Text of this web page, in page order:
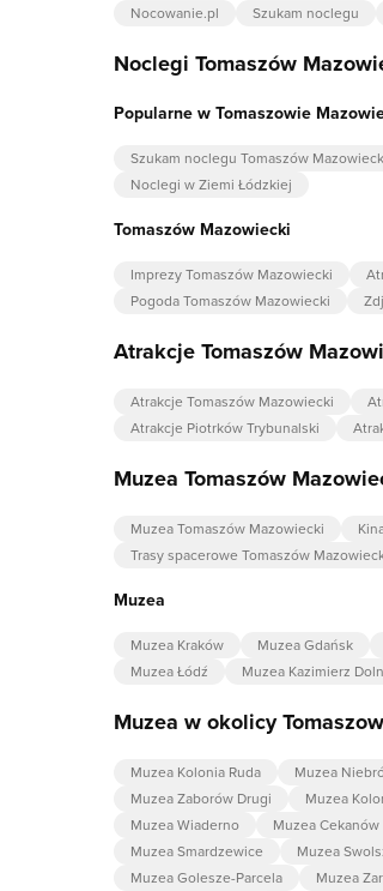
Nocowanie.pl Szukam noclegu
Noclegi Tomaszów
Popularne w Tomaszowie
Szukam noclegu Tomaszów
Noclegi w Ziemi Łódzkiej
Tomaszów Mazowiecki
Imprezy Tomaszów Mazowiecki
Pogoda Tomaszów Mazowiecki
Atrakcje Tomaszów
Atrakcje Tomaszów Mazowiecki
Atrakcje Piotrków Trybunalski
Muzea Tomaszów
Muzea Tomaszów Mazowiecki
Trasy spacerowe Tomaszów
Muzea
Muzea Kraków Muzea Gdańsk
Muzea Łódź
Muzea Kazimierz
Muzea w okolicy
Muzea Kolonia Ruda Muzea
Muzea Zaborów Drugi
Muzea
Muzea Wiaderno
Muzea Cekanów
Muzea Smardzewice
Muzea
Muzea Golesze-Parcela
Muzea